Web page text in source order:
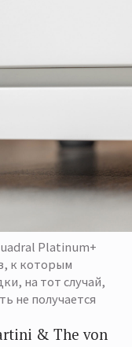
Platinum+
к которым
на тот случай,
не получается
& The von